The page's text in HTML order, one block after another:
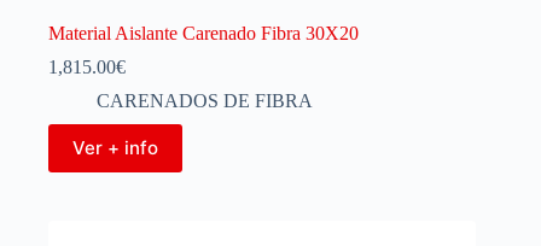
Material Aislante Carenado Fibra 30X20
1,815.00€
CARENADOS DE FIBRA
Ver + info